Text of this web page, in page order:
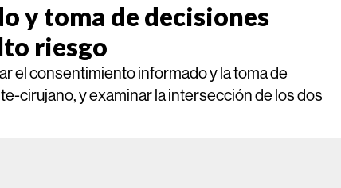
y toma de decisiones
riesgo
el consentimiento informado y la toma de
cirujano, y examinar la intersección de los dos